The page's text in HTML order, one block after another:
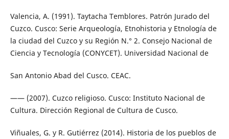
Valencia, A. (1991). Taytacha Temblores. Patrón Jurado del
Cuzco. Cusco: Serie Arqueología, Etnohistoria y Etnología de
la ciudad del Cuzco y su Región N.° 2. Consejo Nacional de
Ciencia y Tecnología (CONYCET). Universidad Nacional de
San Antonio Abad del Cusco. CEAC.
—— (2007). Cuzco religioso. Cusco: Instituto Nacional de
Cultura. Dirección Regional de Cultura de Cusco.
Viñuales, G. y R. Gutiérrez (2014). Historia de los pueblos de